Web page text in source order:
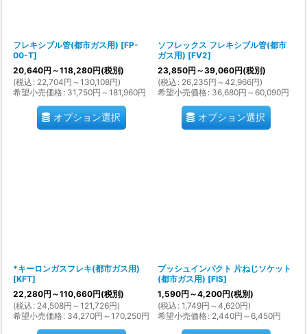
フレキシブル管(都市ガス用) [FP-
00-T]
20,640円 ～118,280円(税別)
(税込 : 22,704円 ～130,108円)
希望小売価格: 31,750円 ～181,960円
オプション選択
ソフレックス フレキシブル管(都市
ガス用) [FV2]
23,850円 ～39,060円(税別)
(税込 : 26,235円 ～42,966円)
希望小売価格: 36,680円 ～60,090円
オプション選択
*キーロンガスフレキ(都市ガス用)
[KFT]
22,280円 ～110,660円(税別)
(税込 : 24,508円 ～121,726円)
希望小売価格: 34,270円 ～170,250円
プッシュインパクト 片ねじソケット
(都市ガス用) [FIS]
1,590円 ～4,200円(税別)
(税込 : 1,749円 ～4,620円)
希望小売価格: 2,440円 ～6,450円